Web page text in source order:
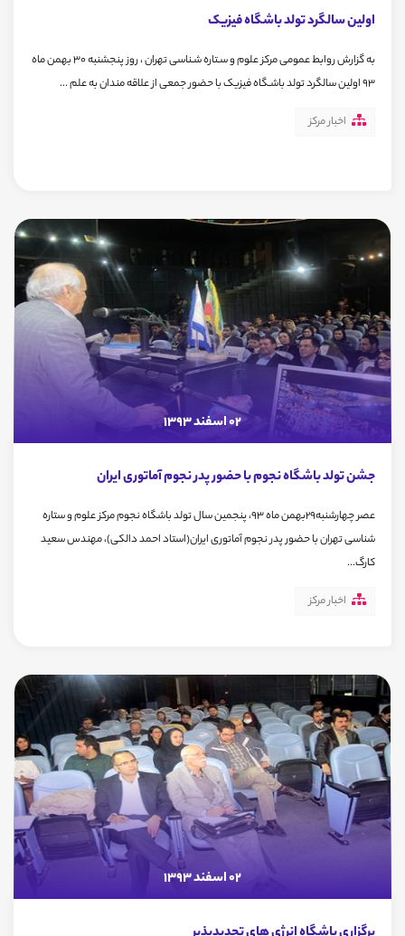
اولین سالگرد تولد باشگاه فیزیک
به گزارش روابط عمومی مرکز علوم و سـتاره شـناسی تهران ، روز پنجشنبه 30 بهمن ماه
93 اولین سالگرد تولد باشـگاه فیزیک با حضور جمعی از علاقه مندان به علم ...
اخبار مرکز
02 اسفند 1393
جشن تولد باشگاه نجوم با حضور پدر نجوم آماتوری ایران
عصر چهارشنبه29بهمن ماه 93، پنجمین سال تولد باشگاه نجوم مرکز علوم و ستاره
شناسی تهران با حضور پدر نجوم آماتوری ایران(استاد احمد دالکی)، مهندس سعید
کارگ...
اخبار مرکز
02 اسفند 1393